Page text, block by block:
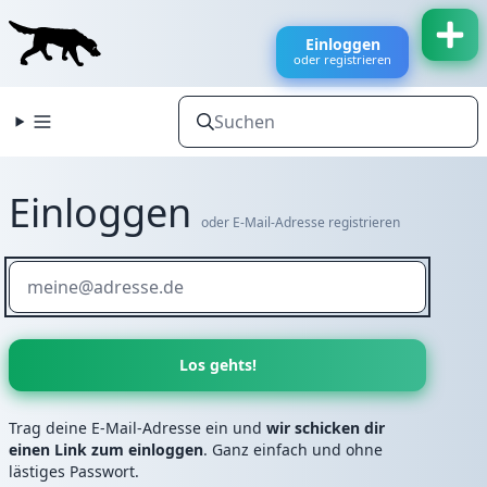
Einloggen
oder registrieren
Einloggen oder E-Mail-Adresse registrieren
Wenn
du
ein
Mensch
dann
ignoriere
dieses
Feld.
Trag deine E-Mail-Adresse ein und wir schicken dir
einen Link zum einloggen. Ganz einfach und ohne
lästiges Passwort.